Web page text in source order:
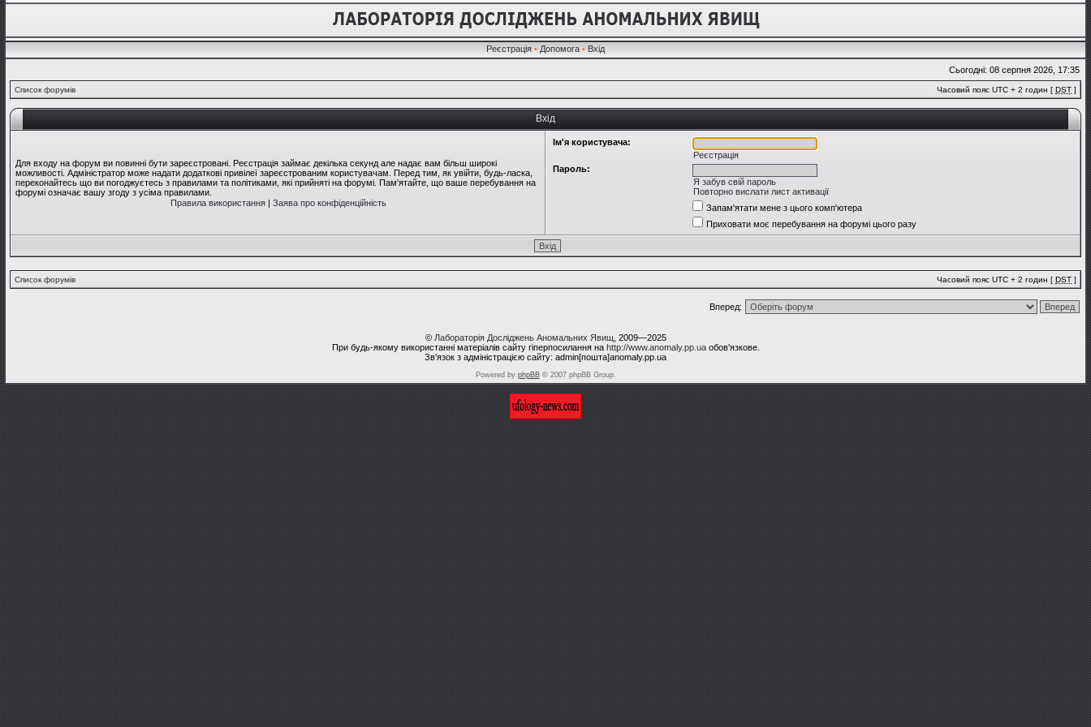
Реєстрація • Допомога • Вхід
Сьогодні: 08 серпня 2026, 17:35
Список форумів Часовий пояс UTC + 2 годин [ DST ]
Вхід
Для входу на форум ви повинні бути зареєстровані. Реєстрація займає декілька секунд але надає вам більш широкі
можливості. Адміністратор може надати додаткові привілеї зареєстрованим користувачам. Перед тим, як увійти, будь-ласка,
переконайтесь що ви погоджуєтесь з правилами та політиками, які прийняті на форумі. Пам'ятайте, що ваше перебування на
форумі означає вашу згоду з усіма правилами.
Правила використання| Заява про конфіденційність
Ім'я користувача:
Реєстрація
Пароль:
Я забув свій пароль
Повторно вислати лист активації
Запам'ятати мене з цього комп'ютера
Приховати моє перебування на форумі цього разу
Список форумів Часовий пояс UTC + 2 годин [ DST ]
Вперед:
© Лабораторія Досліджень Аномальних Явищ , 2009—2025
При будь-якому використанні матеріалів сайту гіперпосилання на http://www.anomaly.pp.uaобов'язкове.
Зв'язок з адміністрацією сайту: admin[пошта]anomaly.pp.ua
Powered by phpBB© 2007 phpBB Group.